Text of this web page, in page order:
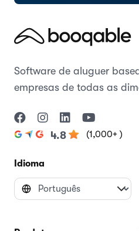
Software de aluguer
empresas de todas as
4.8 (1,000+ )
Idioma